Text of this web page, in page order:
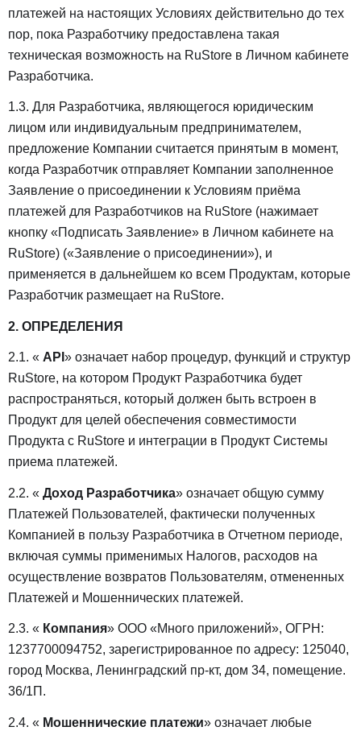
платежей на настоящих Условиях действительно до тех
пор, пока Разработчику предоставлена такая
техническая возможность на RuStore в Личном кабинете
Разработчика.
1.3. Для Разработчика, являющегося юридическим
лицом или индивидуальным предпринимателем,
предложение Компании считается принятым в момент,
когда Разработчик отправляет Компании заполненное
Заявление о присоединении к Условиям приёма
платежей для Разработчиков на RuStore (нажимает
кнопку «Подписать Заявление» в Личном кабинете на
RuStore) («Заявление о присоединении»), и
применяется в дальнейшем ко всем Продуктам, которые
Разработчик размещает на RuStore.
2. ОПРЕДЕЛЕНИЯ
2.1. « API » означает набор процедур, функций и структур
RuStore, на котором Продукт Разработчика будет
распространяться, который должен быть встроен в
Продукт для целей обеспечения совместимости
Продукта с RuStore и интеграции в Продукт Системы
приема платежей.
2.2. « Доход Разработчика» означает общую сумму
Платежей Пользователей, фактически полученных
Компанией в пользу Разработчика в Отчетном периоде,
включая суммы применимых Налогов, расходов на
осуществление возвратов Пользователям, отмененных
Платежей и Мошеннических платежей.
2.3. « Компания» ООО «Много приложений», ОГРН:
1237700094752, зарегистрированное по адресу: 125040,
город Москва, Ленинградский пр-кт, дом 34, помещение.
36/1П.
2.4. « Мошеннические платежи» означает любые